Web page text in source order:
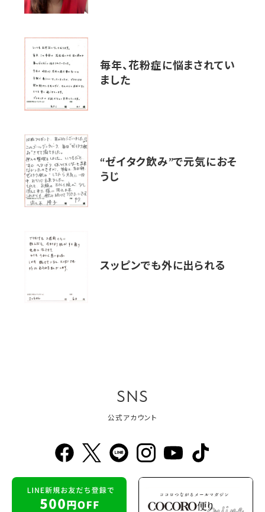
毎年、花粉症に悩まされてい
ました
“ゼイタク飲み”で元気におそ
うじ
スッピンでも外に出られる
SNS
公式アカウント